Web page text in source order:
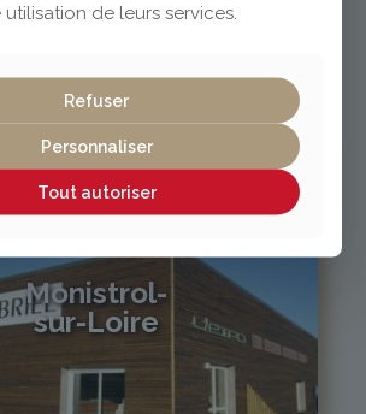
04 70 97 56 39
cusset@gabriel-sa.fr
Monistrol-
sur-Loire
monistrol@gabriel-sa.fr
de leurs services.
Refuser
Personnaliser
Tout autoriser